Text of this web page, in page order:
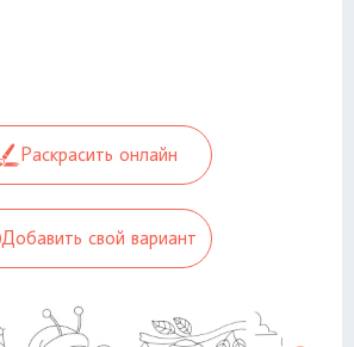
Раскрасить онлайн
Добавить свой вариант